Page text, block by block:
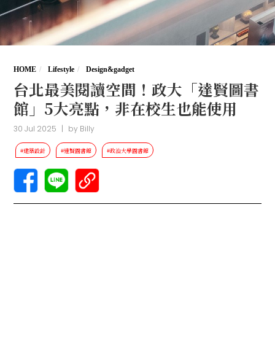
HOME Lifestyle Design&gadget
台北最美閱讀空間！政大「達賢圖書
館」5大亮點，非在校生也能使用
30 Jul 2025 | by Billy
#建築設計 #達賢圖書館 #政治大學圖書館